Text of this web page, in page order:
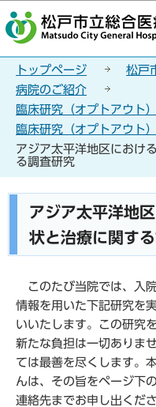
こ
の
す
トップページ
松戸
病院のご紹介
臨床研究（オプトアウト
臨床研究（オプトアウト）
アジア太平洋地区におけ
る調査研究
こ
ら
アジア太平洋地
状と治療に関す
このたび当院では、入
情報を用いた下記研究を
いいたします。この研究
新たな負担は一切ありま
ては最善を尽くします。
んは、その旨をページ下
連絡先までお申し出くだ